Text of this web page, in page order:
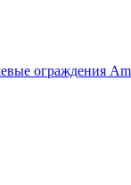
ограждения